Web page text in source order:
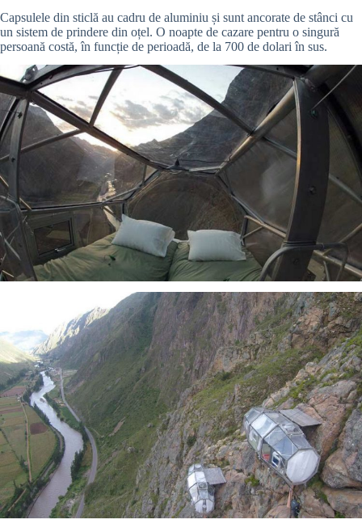
Capsulele din sticlă au cadru de aluminiu și sunt ancorate de stânci cu
un sistem de prindere din oțel. O noapte de cazare pentru o singură
persoană costă, în funcție de perioadă, de la 700 de dolari în sus.